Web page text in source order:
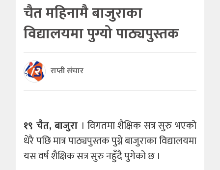
चैत महिनामै बाजुराका
विद्यालयमा पुग्यो पाठ्यपुस्तक
राप्ती संचार
१९ चैत, बाजुरा । विगतमा शैक्षिक सत्र सुरु भएको
धेरै पछि मात्र पाठ्यपुस्तक पुग्ने बाजुराका विद्यालयमा
यस वर्ष शैक्षिक सत्र सुरु नहुँदै पुगेको छ ।